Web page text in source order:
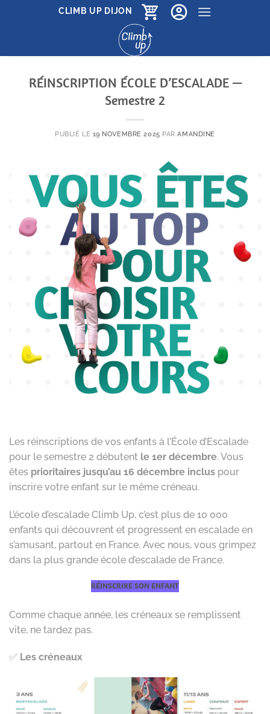
CLIMB UP DIJON
RÉINSCRIPTION ÉCOLE D’ESCALADE —
Semestre 2
PUBLIÉ LE 19 NOVEMBRE 2025 PARAMANDINE
Les réinscriptions de vos enfants à l’École d’Escalade
pour le semestre 2 débutent le 1er décembre. Vous
êtes prioritaires jusqu’au 16 décembre inclus pour
inscrire votre enfant sur le même créneau.
L’école d’escalade Climb Up, c’est plus de 10 000
enfants qui découvrent et progressent en escalade en
s’amusant, partout en France. Avec nous, vous grimpez
dans la plus grande école d’escalade de France.
RÉINSCRIRE SON ENFANT
Comme chaque année, les créneaux se remplissent
vite, ne tardez pas.
✅ Les créneaux